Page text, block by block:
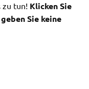
zu tun! Klicken Sie
Sie keine